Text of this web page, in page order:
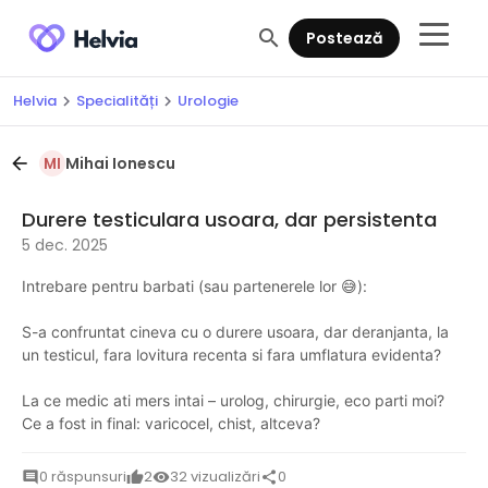
search Postează
Helvia chevron_right Specialități chevron_right Urologie
arrow_back MI Mihai Ionescu
Durere testiculara usoara, dar persistenta
5 dec. 2025
Intrebare pentru barbati (sau partenerele lor 😅):
S-a confruntat cineva cu o durere usoara, dar deranjanta, la
un testicul, fara lovitura recenta si fara umflatura evidenta?
La ce medic ati mers intai – urolog, chirurgie, eco parti moi?
Ce a fost in final: varicocel, chist, altceva?
comment 0 răspunsurithumb_up2visibility32 vizualizărishare0